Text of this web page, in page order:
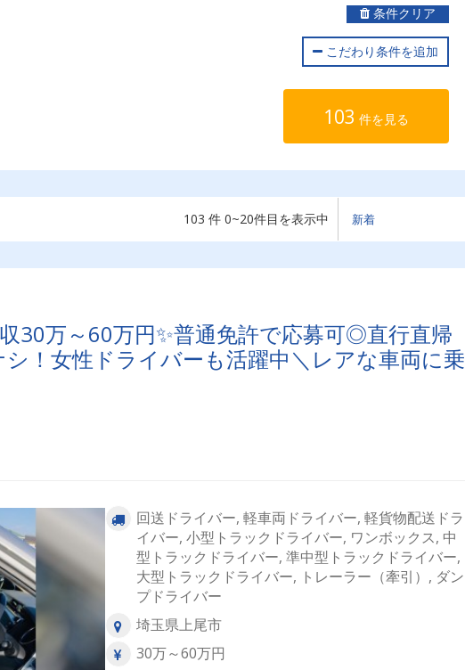
条件クリア
こだわり条件を追加
103 件を見る
103 件 0~20件目を表示中
30万～60万円✨普通免許で応募可◎直行直帰
！女性ドライバーも活躍中＼レアな車両に乗
回送ドライバー, 軽車両ドライバー, 軽貨物配送ドラ
イバー, 小型トラックドライバー, ワンボックス, 中
型トラックドライバー, 準中型トラックドライバー,
大型トラックドライバー, トレーラー（牽引）, ダン
プドライバー
埼玉県上尾市
30万～60万円